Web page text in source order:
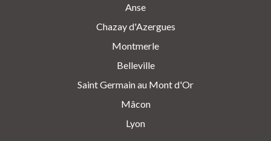
Anse
Chazay d'Azergues
Montmerle
Belleville
Saint Germain au Mont d'Or
Mâcon
Lyon